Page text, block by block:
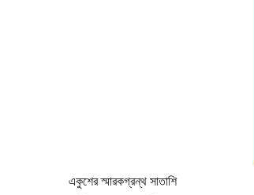
একুশের স্মারকগ্রন্থ সাতাশি